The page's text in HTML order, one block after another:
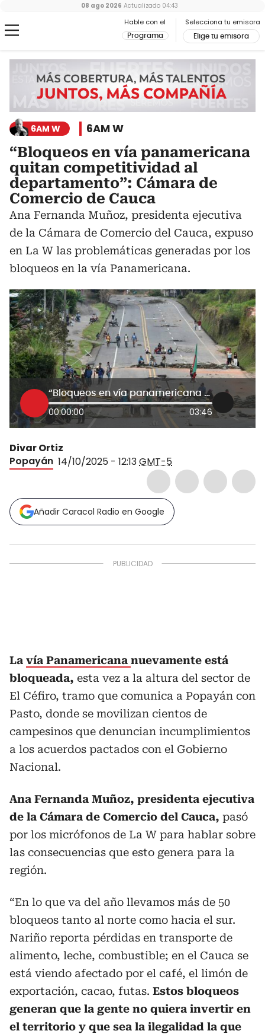
Hable con el
Programa
Selecciona tu emisora
Elige tu emisora
08 ago 2026 Actualizado 04:43
6AM W 6AM W
“Bloqueos en vía panamericana
quitan competitividad al
departamento”: Cámara de
Comercio de Cauca
Ana Fernanda Muñoz, presidenta ejecutiva
de la Cámara de Comercio del Cauca, expuso
en La W las problemáticas generadas por los
bloqueos en la vía Panamericana.
“Bloqueos en vía panamericana quitan competitividad al departamento”: Cámara de Comercio de Cauca
00:00:00 03:46
Divar Ortiz
Popayán 14/10/2025 - 12:13GMT-5
Añadir Caracol Radio en Google
La vía Panamericana nuevamente está
bloqueada, esta vez a la altura del sector de
El Céfiro, tramo que comunica a Popayán con
Pasto, donde se movilizan cientos de
campesinos que denuncian incumplimientos
a los acuerdos pactados con el Gobierno
Nacional.
Ana Fernanda Muñoz, presidenta ejecutiva
de la Cámara de Comercio del Cauca, pasó
por los micrófonos de La W para hablar sobre
las consecuencias que esto genera para la
región.
“En lo que va del año llevamos más de 50
bloqueos tanto al norte como hacia el sur.
Nariño reporta pérdidas en transporte de
alimento, leche, combustible; en el Cauca se
está viendo afectado por el café, el limón de
exportación, cacao, futas. Estos bloqueos
generan que la gente no quiera invertir en
el territorio y que sea la ilegalidad la que